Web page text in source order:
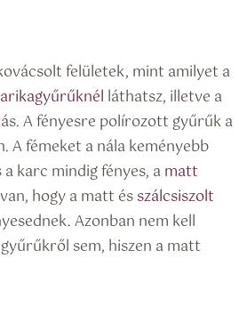
felületek, mint amilyet a
láthatsz, illetve a
A fényesre polírozott gyűrűk a
A fémeket a nála keményebb
karc mindig fényes, amatt
hogy a matt ésszálcsiszolt
Azonban nem kell
sem, hiszen a matt